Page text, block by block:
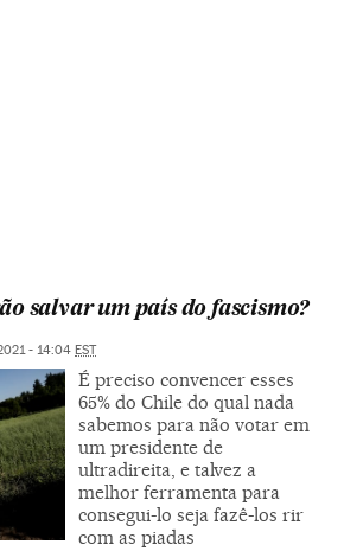
salvar um país do fascismo?
- 14:04 EST
É preciso convencer esses
65% do Chile do qual nada
sabemos para não votar em
um presidente de
ultradireita, e talvez a
melhor ferramenta para
consegui-lo seja fazê-los rir
com as piadas